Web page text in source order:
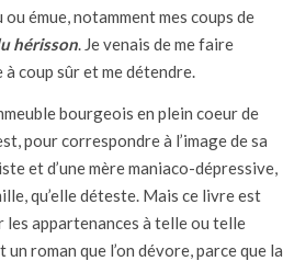
émue, notamment mes coups de
hérisson. Je venais de me faire
coup sûr et me détendre.
bourgeois en plein coeur de
pour correspondre à l’image de sa
et d’une mère maniaco-dépressive,
qu’elle déteste. Mais ce livre est
les appartenances à telle ou telle
roman que l’on dévore, parce que la